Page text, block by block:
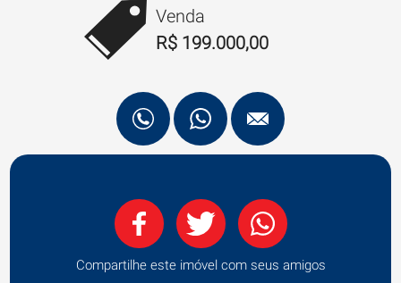
Venda
R$ 199.000,00
Compartilhe este imóvel com seus amigos